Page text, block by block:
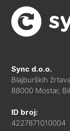
Sync d.o.o.
Blajburških
88000 Mostar,
ID broj:
4227871010004